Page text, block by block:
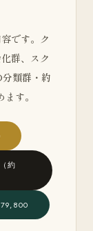
です。ク
群、スク
類群・約
す。
約